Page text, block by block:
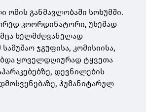
ომის განმავლობაში სოხუმში.
კოორდინატორი, უხეშად
ხელმძღვანელად
ჯგუფისა, კომისიისა,
ყოველდღიურად ტყვეთა
დევნილების
ჰუმანიტარულ